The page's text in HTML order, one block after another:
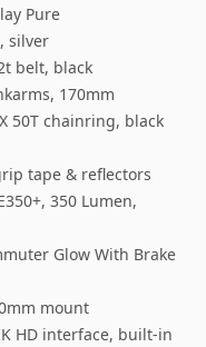
Pure
silver
belt, black
170mm
50T chainring, black
tape & reflectors
350 Lumen,
Glow With Brake
mount
HD interface, built-in